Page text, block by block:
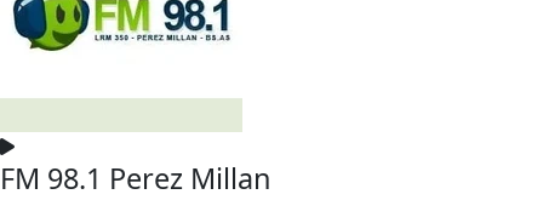
FM 98.1 Perez Millan